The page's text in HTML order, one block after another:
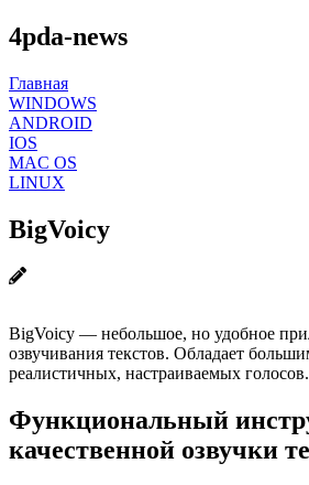
4pda-news
Главная
WINDOWS
ANDROID
IOS
MAC OS
LINUX
BigVoicy
BigVoicy — небольшое, но удобное
озвучивания текстов. Обладает
реалистичных, настраиваемых голосов.
Функциональный
качественной озвучки